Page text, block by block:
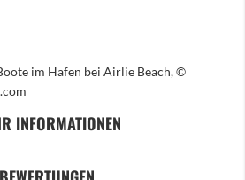
im Hafen bei Airlie Beach, ©
INFORMATIONEN